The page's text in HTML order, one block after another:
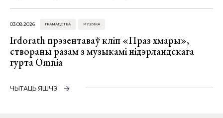
03.08.2026 ГРАМАДСТВА МУЗЫКА
Irdorath прэзентаваў кліп «Праз хмары»,
створаны разам з музыкамі нідэрландскага
гурта Omnia
ЧЫТАЦЬ ЯШЧЭ